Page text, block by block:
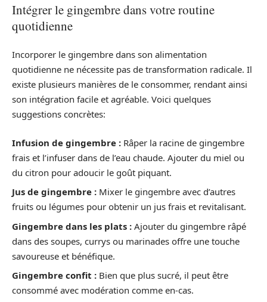
Intégrer le gingembre dans votre routine
quotidienne
Incorporer le gingembre dans son alimentation
quotidienne ne nécessite pas de transformation radicale. Il
existe plusieurs manières de le consommer, rendant ainsi
son intégration facile et agréable. Voici quelques
suggestions concrètes:
Infusion de gingembre : Râper la racine de gingembre
frais et l’infuser dans de l’eau chaude. Ajouter du miel ou
du citron pour adoucir le goût piquant.
Jus de gingembre : Mixer le gingembre avec d’autres
fruits ou légumes pour obtenir un jus frais et revitalisant.
Gingembre dans les plats : Ajouter du gingembre râpé
dans des soupes, currys ou marinades offre une touche
savoureuse et bénéfique.
Gingembre confit : Bien que plus sucré, il peut être
consommé avec modération comme en-cas.